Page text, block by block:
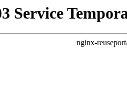
Service
nginx-